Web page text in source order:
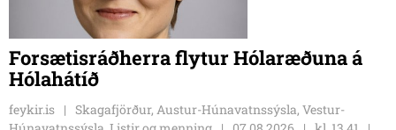
Forsætisráðherra flytur Hólaræðuna á
Hólahátíð
feykir.is
Skagafjörður, Austur-Húnavatnssýsla, Vestur-